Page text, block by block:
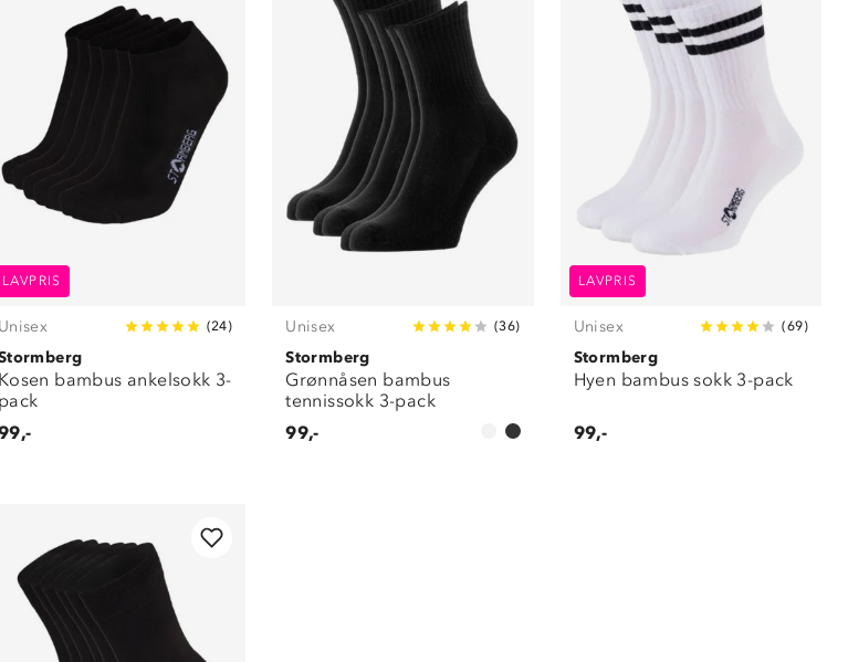
LAVPRIS
Unisex (24)
Kosen bambus ankelsokk 3-
pack
Unisex (36)
Stormberg
Grønnåsen bambus
tennissokk 3-pack
99,-
LAVPRIS
Unisex (69)
Stormberg
Hyen bambus sokk 3-pack
99,-